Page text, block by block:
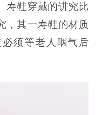
寿鞋穿戴的讲究比
，其一寿鞋的材质
须等老人咽气后